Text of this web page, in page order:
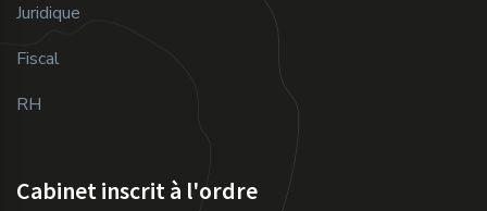
Juridique
Fiscal
RH
Cabinet inscrit à l'ordre